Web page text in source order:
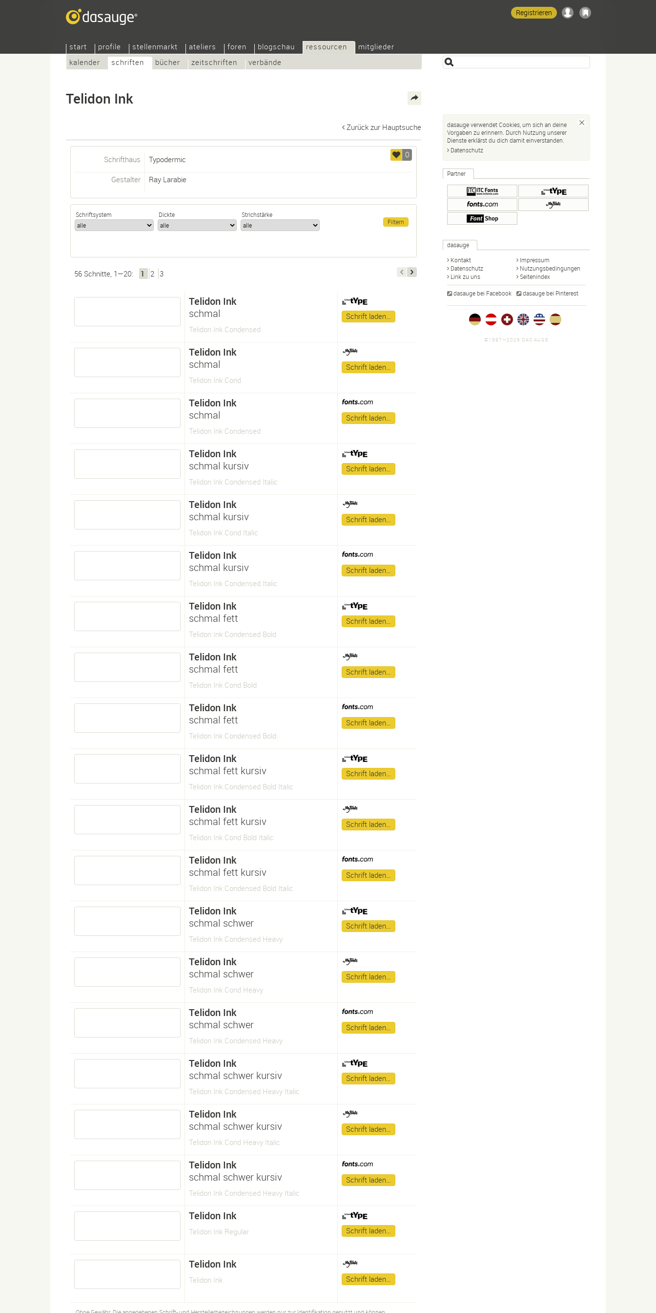
start profile stellenmarkt ateliers foren blogschau
ressourcen
kalender
schriften bücher zeitschriften verbände
mitglieder
Registrieren
Telidon Ink
Zurück zur Hauptsuche
0
Schrifthaus Typodermic
Gestalter Ray Larabie
Schriftsystem Dickte Strichstärke
56 Schnitte, 1—20: 1 2 3
Telidon Ink
schmal
Telidon Ink Condensed
Schrift laden…
Telidon Ink
schmal
Telidon Ink Cond
Schrift laden…
Telidon Ink
schmal
Telidon Ink Condensed
Schrift laden…
Telidon Ink
schmal kursiv
Telidon Ink Condensed Italic
Schrift laden…
Telidon Ink
schmal kursiv
Telidon Ink Cond Italic
Schrift laden…
Telidon Ink
schmal kursiv
Telidon Ink Condensed Italic
Schrift laden…
Telidon Ink
schmal fett
Telidon Ink Condensed Bold
Schrift laden…
Telidon Ink
schmal fett
Telidon Ink Cond Bold
Schrift laden…
Telidon Ink
schmal fett
Telidon Ink Condensed Bold
Schrift laden…
Telidon Ink
schmal fett kursiv
Telidon Ink Condensed Bold Italic
Schrift laden…
Telidon Ink
schmal fett kursiv
Telidon Ink Cond Bold Italic
Schrift laden…
Telidon Ink
schmal fett kursiv
Telidon Ink Condensed Bold Italic
Schrift laden…
Telidon Ink
schmal schwer
Telidon Ink Condensed Heavy
Schrift laden…
Telidon Ink
schmal schwer
Telidon Ink Cond Heavy
Schrift laden…
Telidon Ink
schmal schwer
Telidon Ink Condensed Heavy
Schrift laden…
Telidon Ink
schmal schwer kursiv
Telidon Ink Condensed Heavy Italic
Schrift laden…
Telidon Ink
schmal schwer kursiv
Telidon Ink Cond Heavy Italic
Schrift laden…
Telidon Ink
schmal schwer kursiv
Telidon Ink Condensed Heavy Italic
Schrift laden…
Telidon Ink
Telidon Ink Regular Schrift laden…
Telidon Ink
Telidon Ink Schrift laden…
dasauge verwendet Cookies, um sich an deine
Vorgaben zu erinnern. Durch Nutzung unserer
Dienste erklärst du dich damit einverstanden.
Datenschutz
Partner
dasauge
Kontakt
Impressum
Datenschutz
Nutzungsbedingungen
Link zu uns
Seitenindex
dasauge bei Facebook dasauge bei Pinterest
©1997—2026 DAS AUGE